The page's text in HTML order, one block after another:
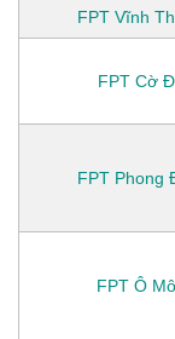
FPT Vĩnh
FPT Cờ
FPT Phong
FPT Ô